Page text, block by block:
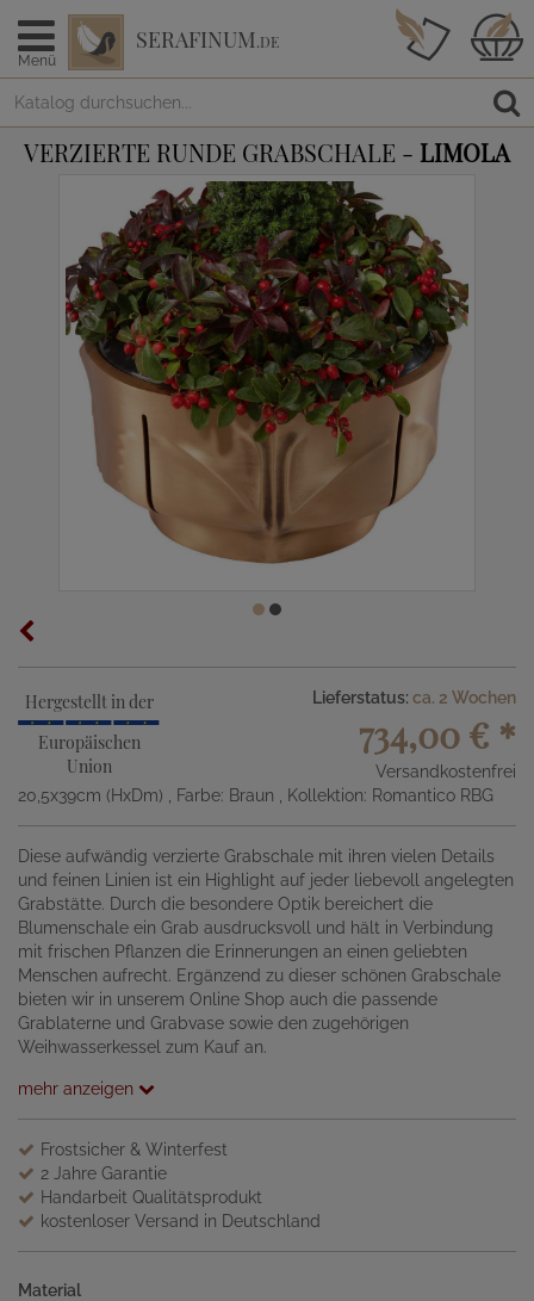
Menü
SERAFINUM.DE
VERZIERTE RUNDE GRABSCHALE - LIMOLA
Hergestellt in der
Europäischen
Union
Lieferstatus: ca. 2 Wochen
734,00 € *
Versandkostenfrei
20,5x39cm (HxDm)
, Farbe: Braun , Kollektion: Romantico RBG
Diese aufwändig verzierte Grabschale mit ihren vielen Details
und feinen Linien ist ein Highlight auf jeder liebevoll angelegten
Grabstätte. Durch die besondere Optik bereichert die
Blumenschale ein Grab ausdrucksvoll und hält in Verbindung
mit frischen Pflanzen die Erinnerungen an einen geliebten
Menschen aufrecht. Ergänzend zu dieser schönen Grabschale
bieten wir in unserem Online Shop auch die passende
Grablaterne und Grabvase sowie den zugehörigen
Weihwasserkessel zum Kauf an.
mehr anzeigen
Frostsicher & Winterfest
2 Jahre Garantie
Handarbeit Qualitätsprodukt
kostenloser Versand in Deutschland
Material